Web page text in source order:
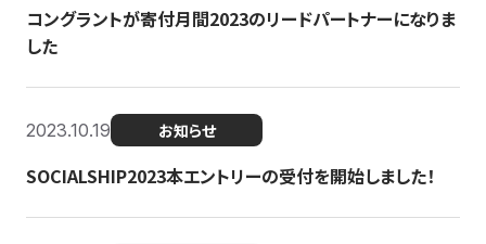
コングラントが寄付月間2023のリードパートナーになりま
した
2023.10.19 お知らせ
SOCIALSHIP2023本エントリーの受付を開始しました！